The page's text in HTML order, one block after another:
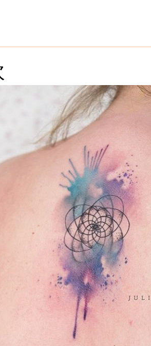
订阅号：laobing66666 打造国
案及手稿 纹身作品 一站搞定！回复相
，中国最强最全纹身图案尽在其中！